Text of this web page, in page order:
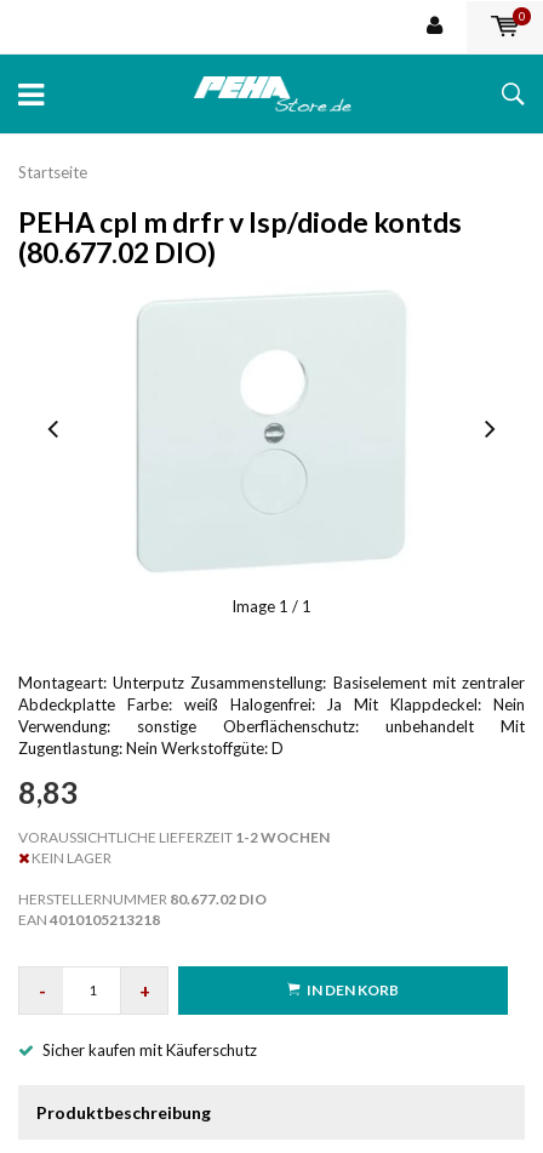
0
Startseite
PEHA cpl m drfr v lsp/diode kontds
(80.677.02 DIO)
Image 1 / 1
Montageart: Unterputz Zusammenstellung: Basiselement mit zentraler
Abdeckplatte Farbe: weiß Halogenfrei: Ja Mit Klappdeckel: Nein
Verwendung: sonstige Oberflächenschutz: unbehandelt Mit
Zugentlastung: Nein Werkstoffgüte: D
8,83
VORAUSSICHTLICHE LIEFERZEIT 1-2 WOCHEN
KEIN LAGER
HERSTELLERNUMMER 80.677.02 DIO
EAN 4010105213218
- + IN DEN KORB
Sicher kaufen mit Käuferschutz
Produktbeschreibung